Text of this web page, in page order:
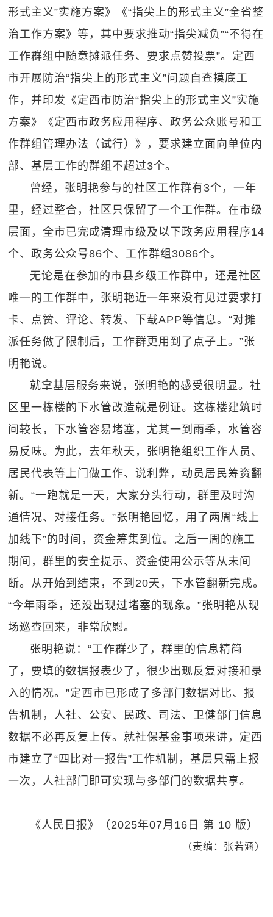
形式主义”实施方案》《“指尖上的形式主义”全省整
治工作方案》等，其中要求推动“指尖减负”“不得在
工作群组中随意摊派任务、要求点赞投票”。定西
市开展防治“指尖上的形式主义”问题自查摸底工
作，并印发《定西市防治“指尖上的形式主义”实施
方案》《定西市政务应用程序、政务公众账号和工
作群组管理办法（试行）》，要求建立面向单位内
部、基层工作的群组不超过3个。
曾经，张明艳参与的社区工作群有3个，一年
里，经过整合，社区只保留了一个工作群。在市级
层面，全市已完成清理市级及以下政务应用程序14
个、政务公众号86个、工作群组3086个。
无论是在参加的市县乡级工作群中，还是社区
唯一的工作群中，张明艳近一年来没有见过要求打
卡、点赞、评论、转发、下载APP等信息。“对摊
派任务做了限制后，工作群更用到了点子上。”张
明艳说。
就拿基层服务来说，张明艳的感受很明显。社
区里一栋楼的下水管改造就是例证。这栋楼建筑时
间较长，下水管容易堵塞，尤其一到雨季，水管容
易反味。为此，去年秋天，张明艳组织工作人员、
居民代表等上门做工作、说利弊，动员居民筹资翻
新。“一跑就是一天，大家分头行动，群里及时沟
通情况、对接任务。”张明艳回忆，用了两周“线上
加线下”的时间，资金筹集到位。之后一周的施工
期间，群里的安全提示、资金使用公示等从未间
断。从开始到结束，不到20天，下水管翻新完成。
“今年雨季，还没出现过堵塞的现象。”张明艳从现
场巡查回来，非常欣慰。
张明艳说：“工作群少了，群里的信息精简
了，要填的数据报表少了，很少出现反复对接和录
入的情况。”定西市已形成了多部门数据对比、报
告机制，人社、公安、民政、司法、卫健部门信息
数据不必再反复上传。就社保基金事项来讲，定西
市建立了“四比对一报告”工作机制，基层只需上报
一次，人社部门即可实现与多部门的数据共享。
《人民日报》（2025年07月16日 第 10 版）
（责编：张若涵）